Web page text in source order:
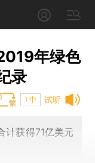
年绿色
录
试听
T中
计获得71亿美元